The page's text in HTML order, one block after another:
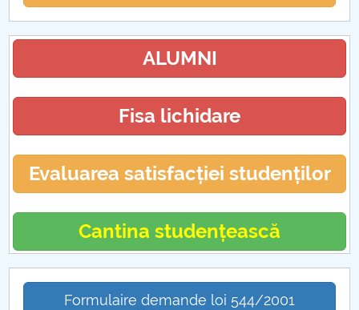
ALUMNI
Fisa lichidare
Evaluarea satisfacției studenților
Cantina studențească
Formulaire demande loi 544/2001